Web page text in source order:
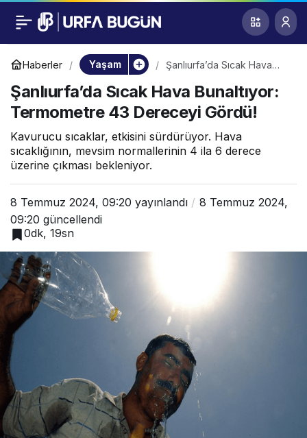
Haberler Yaşam
Şanlıurfa’da Sıcak Hava
Dereceyi Gördü!
Şanlıurfa’da Sıcak Hava Bunaltıyor:
Termometre 43 Dereceyi Gördü!
Kavurucu sıcaklar, etkisini sürdürüyor. Hava
sıcaklığının, mevsim normallerinin 4 ila 6 derece
üzerine çıkması bekleniyor.
8 Temmuz 2024, 09:20 yayınlandı
8 Temmuz 2024,
09:20 güncellendi
0dk, 19sn
Şanlıurfa’da Sıcak
Hava Bunaltıyor:
Termometre 43
Dereceyi Gördü!
0